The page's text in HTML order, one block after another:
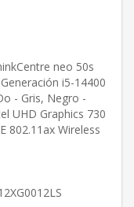
neo 50s
i5-14400
- Gris, Negro -
UHD Graphics 730
802.11ax Wireless